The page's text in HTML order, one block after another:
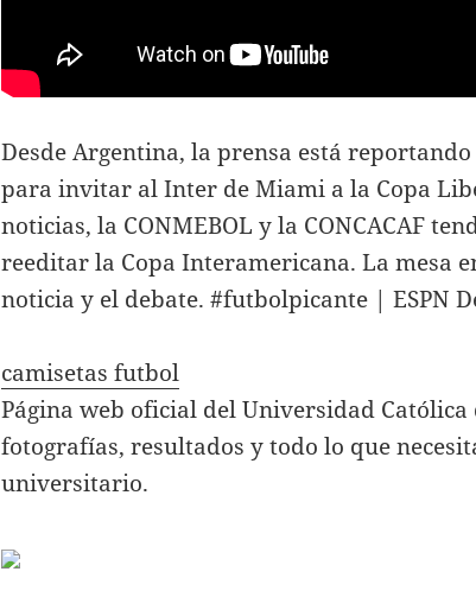
Desde Argentina, la prensa está
para invitar al Inter de Miami a la Copa
noticias, la CONMEBOL y la CONCACAF
reeditar la Copa Interamericana. La mesa
noticia y el debate. #futbolpicante | ESPN
camisetas futbol
Página web oficial del Universidad Católica
fotografías, resultados y todo lo que
universitario.